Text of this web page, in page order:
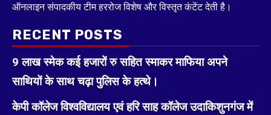
ऑनलाइन संपादकीय टीम हररोज विशेष और विस्तृत कंटेंट देती है।
RECENT POSTS
9 लाख स्मेक कई हजारों रु सहित स्माकर माफिया अपने
साथियों के साथ चढ़ा पुलिस के हत्थे।
केपी कॉलेज विश्वविद्यालय एवं हरि साह कॉलेज उदाकिशुनगंज में